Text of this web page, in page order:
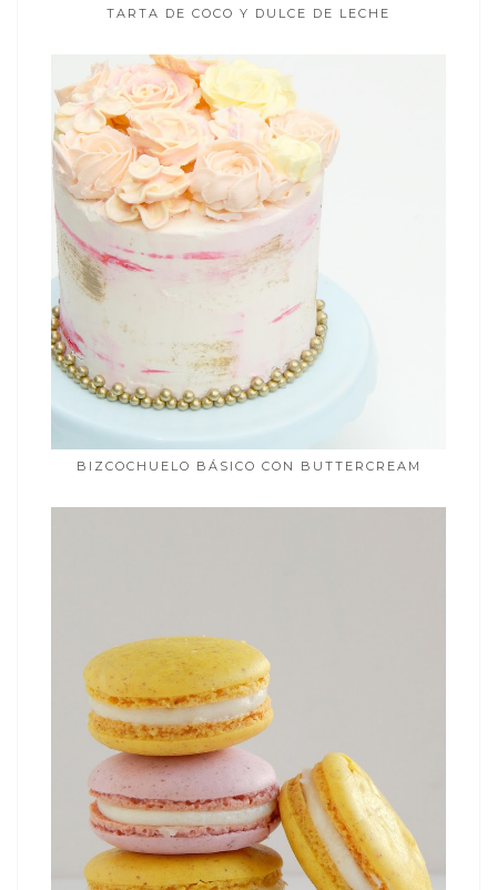
TARTA DE COCO Y DULCE DE LECHE
BIZCOCHUELO BÁSICO CON BUTTERCREAM